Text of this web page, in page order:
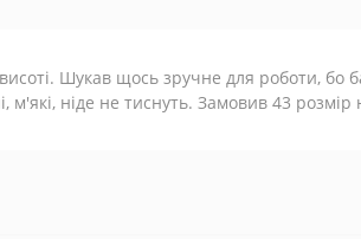
Шукав щось зручне для роботи, бо
м'які, ніде не тиснуть. Замовив 43 розмір